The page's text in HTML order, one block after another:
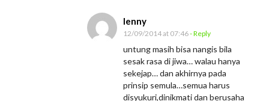
lenny
12/09/2014 at 07:46- Reply
untung masih bisa nangis bila
sesak rasa di jiwa… walau hanya
sekejap… dan akhirnya pada
prinsip semula…semua harus
disyukuri,dinikmati dan berusaha